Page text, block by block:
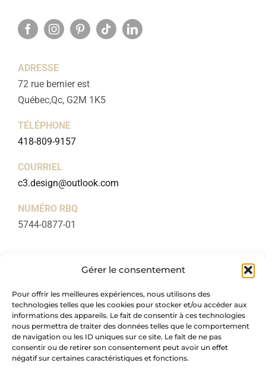
Gérer le consentement
Pour offrir les meilleures expériences, nous utilisons des
technologies telles que les cookies pour stocker et/ou accéder aux
informations des appareils. Le fait de consentir à ces technologies
nous permettra de traiter des données telles que le comportement
de navigation ou les ID uniques sur ce site. Le fait de ne pas
consentir ou de retirer son consentement peut avoir un effet
négatif sur certaines caractéristiques et fonctions.
ADRESSE
72 rue bernier est
Québec,Qc, G2M 1K5
TÉLÉPHONE
418-809-9157
COURRIEL
c3.design@outlook.com
NUMÉRO RBQ
5744-0877-01
À propos
Forfaits
Blogue
Réalisations